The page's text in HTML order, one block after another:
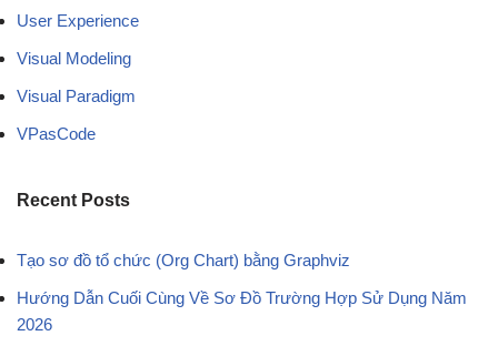
User Experience
Visual Modeling
Visual Paradigm
VPasCode
Recent Posts
Tạo sơ đồ tổ chức (Org Chart) bằng Graphviz
Hướng Dẫn Cuối Cùng Về Sơ Đồ Trường Hợp Sử Dụng Năm
2026